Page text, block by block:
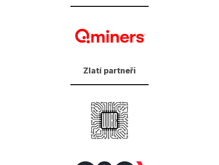
Zlatí partneři